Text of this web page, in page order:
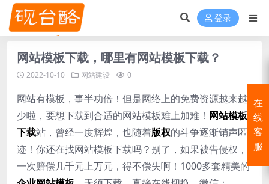
登录
网站模板下载，哪里有网站模板下载？
2022-10-10 网站建设 0
网站有模板，事半功倍！但是网络上的免费资源越来越
少啦，要想下载到合适的网站模板难上加难！ 网站模板
下载站，曾经一度辉煌，也随着版权的斗争逐渐销声匿
迹！你还在找网站模板下载吗？别了，如果被告侵权，
一次赔偿几千元上万元，得不偿失啊！1000多套精美的
在
线
客
服